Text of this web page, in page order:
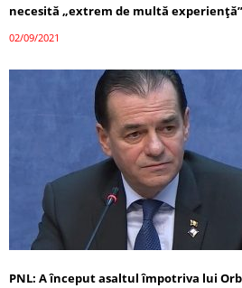
necesită „extrem de multă experienţă”
02/09/2021
PNL: A început asaltul împotriva lui